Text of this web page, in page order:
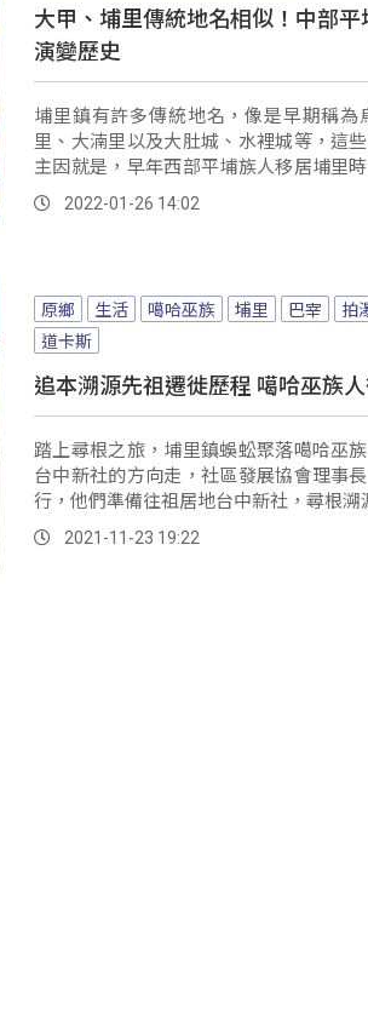
大甲、埔里傳統地名相似！中部
演變歷史
埔里鎮有許多傳統地名，像是早期稱
里、大湳里以及大肚城、水裡城等，這
主因就是，早年西部平埔族人移居埔里
併帶進來，...。
2022-01-26 14:02
原鄉 生活 噶哈巫族 埔里 巴宰 拍
道卡斯
追本溯源先祖遷徙歷程 噶哈巫族
踏上尋根之旅，埔里鎮蜈蚣聚落噶哈巫
台中新社的方向走，社區發展協會理事
行，他們準備往祖居地台中新社，尋根溯
2021-11-23 19:22